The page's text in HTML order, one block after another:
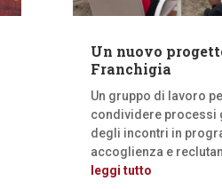
Un nuovo
Franchigia
Un gruppo di lavoro
condividere processi
degli incontri in
accoglienza e
leggi tutto